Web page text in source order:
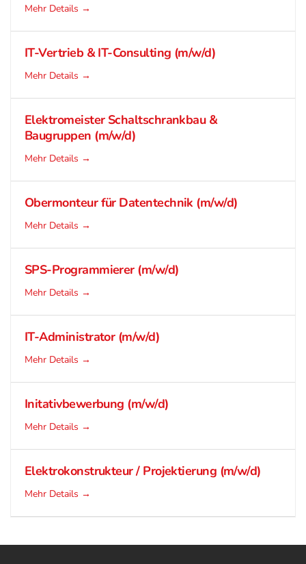
Mehr Details
IT-Vertrieb & IT-Consulting (m/w/d)
Mehr Details
Elektromeister Schaltschrankbau &
Baugruppen (m/w/d)
Mehr Details
Obermonteur für Datentechnik (m/w/d)
Mehr Details
SPS-Programmierer (m/w/d)
Mehr Details
IT-Administrator (m/w/d)
Mehr Details
Initativbewerbung (m/w/d)
Mehr Details
Elektrokonstrukteur / Projektierung (m/w/d)
Mehr Details